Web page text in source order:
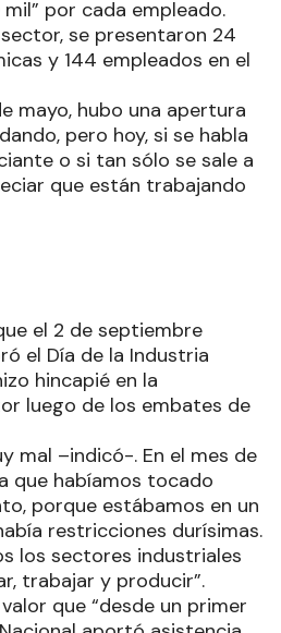
por cada empleado.
se presentaron 24
y 144 empleados en el
mayo, hubo una apertura
pero hoy, si se habla
o si tan sólo se sale a
que están trabajando
el 2 de septiembre
el Día de la Industria
hincapié en la
luego de los embates de
mal –indicó-. En el mes de
que habíamos tocado
porque estábamos en un
restricciones durísimas.
los sectores industriales
trabajar y producir”.
que “desde un primer